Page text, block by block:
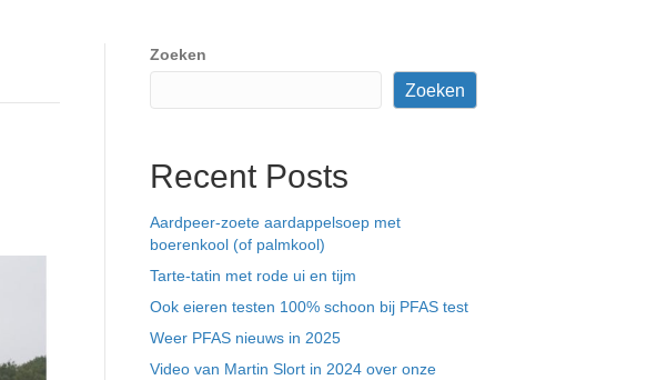
Zoeken
Zoeken
Recent Posts
Aardpeer-zoete aardappelsoep met
boerenkool (of palmkool)
Tarte-tatin met rode ui en tijm
Ook eieren testen 100% schoon bij PFAS test
Weer PFAS nieuws in 2025
Video van Martin Slort in 2024 over onze